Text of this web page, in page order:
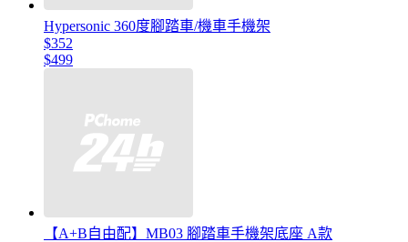
Hypersonic 360度腳踏車/機車手機架
$352
$499
【A+B自由配】MB03 腳踏車手機架底座 A款